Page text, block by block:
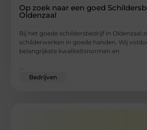
Op zoek naar een goed
Oldenzaal
Bij het goede schildersbedrijf in Oldenzaal
schilderwerken in goede handen. Wij
belangrijkste kwaliteitsnormen en
Bedrijven